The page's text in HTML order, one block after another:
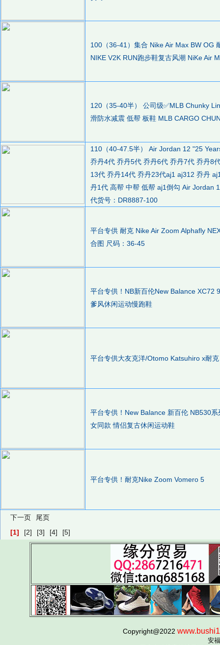
100（36-41）集合 Nike Air Max BW OG
NIKE V2K RUN跑步鞋复古风潮 NiKe Air
120（35-40半） 公司级✅MLB Chunky
滑防水减震 低帮 板鞋 MLB CARGO
110（40-47.5半） Air Jordan 12 "25
乔丹4代 乔丹5代 乔丹6代 乔丹7代 乔丹8
13代 乔丹14代 乔丹23代aj1 aj312 乔丹
丹1代 高帮 中帮 低帮 aj1倒勾 Air Jordan
代货号：DR8887-100
平台专供 耐克 Nike Air Zoom Alphafly
合图 尺码：36-45
平台专供！NB新百伦New Balance XC72
爹风休闲运动慢跑鞋
平台专供大友克洋/Otomo Katsuhiro x耐
平台专供！New Balance 新百伦 NB530
女同款 情侣复古休闲运动鞋
平台专供！耐克Nike Zoom Vomero 5
下一页
尾页
[1]
[2] [3] [4] [5]
Copyright@2022
安